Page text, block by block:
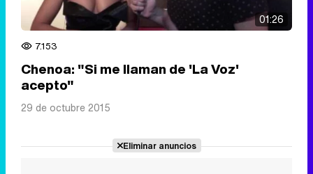
01:26
7.153
Chenoa: "Si me llaman de 'La Voz'
acepto"
29 de octubre 2015
Eliminar anuncios